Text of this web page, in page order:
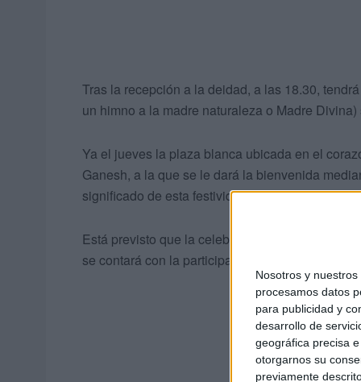
Nosotros y nuestros
procesamos datos
para publicidad y
desarrollo de
geográfica precisa
otorgarnos su
previamente
Tras la recepción a la deidad, a las 18.30,
un himno a la madre naturaleza o Madre
Ya el jueves la plaza blanca ubicada en el
Ganesh, a la que se le dará la bienvenida
significado de esta festividad.
Está previsto que la celebración del ‘Vinayaka
se contará con la participación de la escuela de